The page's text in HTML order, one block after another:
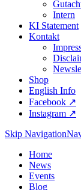
Intern
KI Statement
Kontakt
Shop
English Info
Facebook ↗︎
Instagram ↗︎
Skip Navigation
Home
News
Events
Blog